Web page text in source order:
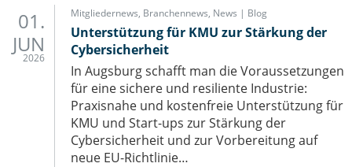
01.
JUN
2026
Mitgliedernews, Branchennews, News | Blog
Unterstützung für KMU zur Stärkung der
Cybersicherheit
In Augsburg schafft man die Voraussetzungen
für eine sichere und resiliente Industrie:
Praxisnahe und kostenfreie Unterstützung für
KMU und Start-ups zur Stärkung der
Cybersicherheit und zur Vorbereitung auf
neue EU-Richtlinie…